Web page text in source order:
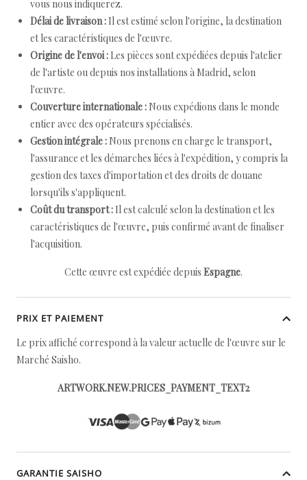
vous nous indiquerez.
Délai de livraison : Il est estimé selon l'origine, la destination
et les caractéristiques de l'œuvre.
Origine de l'envoi : Les pièces sont expédiées depuis l'atelier
de l'artiste ou depuis nos installations à Madrid, selon
l'œuvre.
Couverture internationale : Nous expédions dans le monde
entier avec des opérateurs spécialisés.
Gestion intégrale : Nous prenons en charge le transport,
l'assurance et les démarches liées à l'expédition, y compris la
gestion des taxes d'importation et des droits de douane
lorsqu'ils s'appliquent.
Coût du transport : Il est calculé selon la destination et les
caractéristiques de l'œuvre, puis confirmé avant de finaliser
l'acquisition.
Cette œuvre est expédiée depuis Espagne.
PRIX ET PAIEMENT
Le prix affiché correspond à la valeur actuelle de l'œuvre sur le
Marché Saisho.
ARTWORK.NEW.PRICES_PAYMENT_TEXT2
GARANTIE SAISHO